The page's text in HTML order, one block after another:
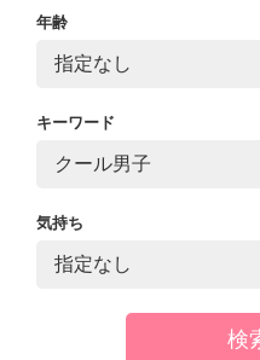
年齢
キーワード
気持ち